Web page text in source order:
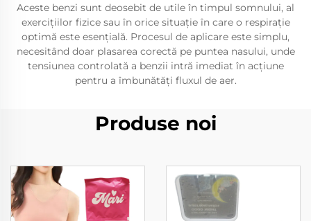
Aceste benzi sunt deosebit de utile în timpul somnului, al
exercițiilor fizice sau în orice situație în care o respirație
optimă este esențială. Procesul de aplicare este simplu,
necesitând doar plasarea corectă pe puntea nasului, unde
tensiunea controlată a benzii intră imediat în acțiune
pentru a îmbunătăți fluxul de aer.
Produse noi